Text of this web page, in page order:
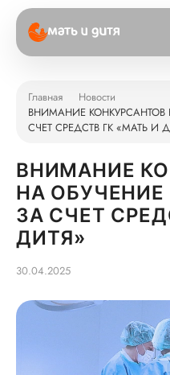
Главная
Новости
ВНИМАНИЕ КОНКУРСАНТОВ
СЧЕТ СРЕДСТВ ГК «МАТЬ И
ВНИМАНИЕ
НА ОБУЧЕНИЕ
ЗА СЧЕТ
ДИТЯ»
30.04.2025